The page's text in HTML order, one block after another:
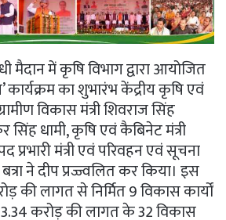
मैदान में कृषि विभाग द्वारा आयोजित
का शुभारंभ केंद्रीय कृषि एवं
विकास मंत्री शिवराज सिंह
सिंह धामी, कृषि एवं कैबिनेट मंत्री
मंत्री एवं परिवहन एवं सूचना
बत्रा ने दीप प्रज्ज्वलित कर किया। इस
की लागत से निर्मित 9 विकास कार्यों
करोड़ की लागत के 32 विकास